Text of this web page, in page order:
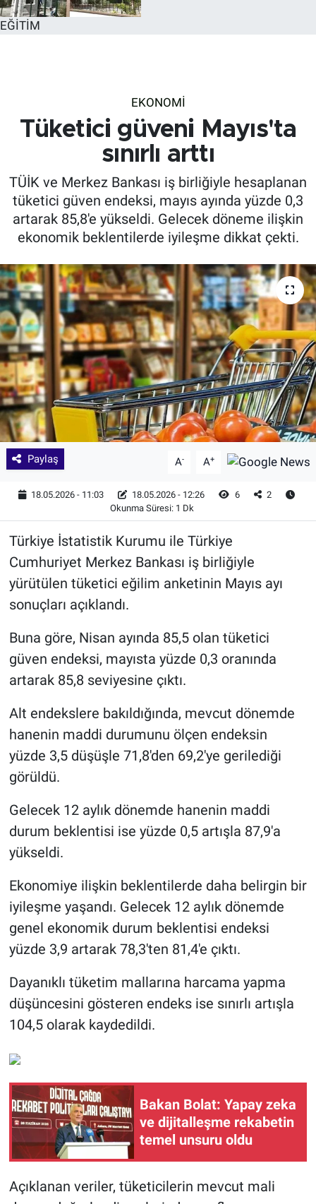
EĞİTİM
EKONOMİ
Tüketici güveni Mayıs'ta
sınırlı arttı
TÜİK ve Merkez Bankası iş birliğiyle hesaplanan
tüketici güven endeksi, mayıs ayında yüzde 0,3
artarak 85,8'e yükseldi. Gelecek döneme ilişkin
ekonomik beklentilerde iyileşme dikkat çekti.
Paylaş A- A+
18.05.2026 - 11:03 18.05.2026 - 12:26 6
2
Okunma Süresi: 1 Dk
Türkiye İstatistik Kurumu ile Türkiye
Cumhuriyet Merkez Bankası iş birliğiyle
yürütülen tüketici eğilim anketinin Mayıs ayı
sonuçları açıklandı.
Buna göre, Nisan ayında 85,5 olan tüketici
güven endeksi, mayısta yüzde 0,3 oranında
artarak 85,8 seviyesine çıktı.
Alt endekslere bakıldığında, mevcut dönemde
hanenin maddi durumunu ölçen endeksin
yüzde 3,5 düşüşle 71,8'den 69,2'ye gerilediği
görüldü.
Gelecek 12 aylık dönemde hanenin maddi
durum beklentisi ise yüzde 0,5 artışla 87,9'a
yükseldi.
Ekonomiye ilişkin beklentilerde daha belirgin bir
iyileşme yaşandı. Gelecek 12 aylık dönemde
genel ekonomik durum beklentisi endeksi
yüzde 3,9 artarak 78,3'ten 81,4'e çıktı.
Dayanıklı tüketim mallarına harcama yapma
düşüncesini gösteren endeks ise sınırlı artışla
104,5 olarak kaydedildi.
Bakan Bolat: Yapay zeka
ve dijitalleşme rekabetin
temel unsuru oldu
Açıklanan veriler, tüketicilerin mevcut mali